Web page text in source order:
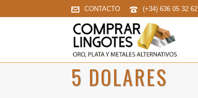
CONTACTO (+34) 636 05 32 62
5 DOLARES